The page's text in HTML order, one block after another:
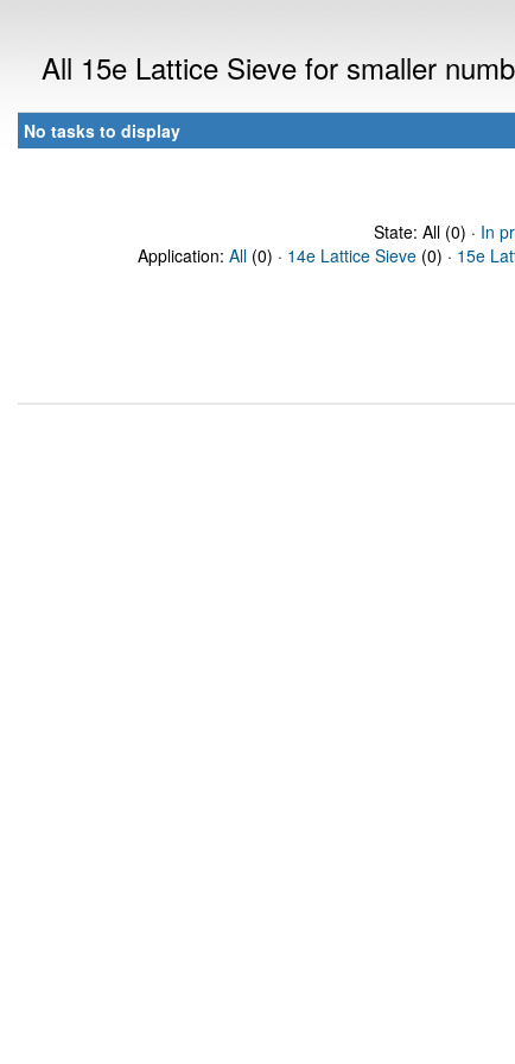
All 15e Lattice Sieve for smaller
No tasks to display
State: All (0) · In
Application: All (0) · 14e Lattice Sieve (0) · 15e